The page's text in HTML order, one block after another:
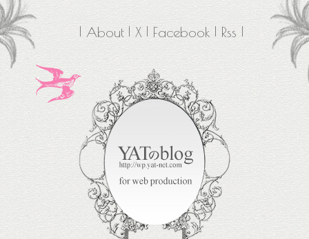
About X Facebook Rss